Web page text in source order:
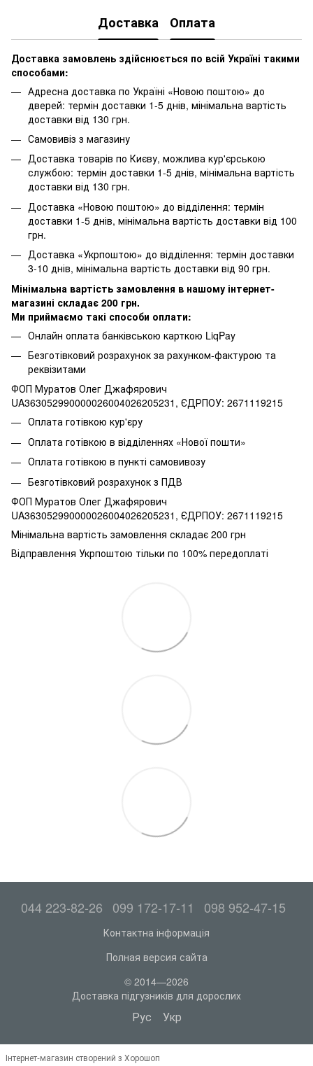
Доставка Оплата
Доставка замовлень здійснюється по всій Україні такими
способами:
Адресна доставка по Україні «Новою поштою» до
дверей: термін доставки 1-5 днів, мінімальна вартість
доставки від 130 грн.
Самовивіз з магазину
Доставка товарів по Києву, можлива кур'єрською
службою: термін доставки 1-5 днів, мінімальна вартість
доставки від 130 грн.
Доставка «Новою поштою» до відділення: термін
доставки 1-5 днів, мінімальна вартість доставки від 100
грн.
Доставка «Укрпоштою» до відділення: термін доставки
3-10 днів, мінімальна вартість доставки від 90 грн.
Мінімальна вартість замовлення в нашому інтернет-
магазині складає 200 грн.
Ми приймаємо такі способи оплати:
Онлайн оплата банківською карткою LiqPay
Безготівковий розрахунок за рахунком-фактурою та
реквізитами
ФОП Муратов Олег Джафярович
UA363052990000026004026205231, ЄДРПОУ: 2671119215
Оплата готівкою кур'єру
Оплата готівкою в відділеннях «Нової пошти»
Оплата готівкою в пункті самовивозу
Безготівковий розрахунок з ПДВ
ФОП Муратов Олег Джафярович
UA363052990000026004026205231, ЄДРПОУ: 2671119215
Мінімальна вартість замовлення складає 200 грн
Відправлення Укрпоштою тільки по 100% передоплаті
044 223-82-26 099 172-17-11 098 952-47-15
Контактна інформація
Полная версия сайта
© 2014—2026
Доставка підгузників для дорослих
Рус Укр
Інтернет-магазин створений з Хорошоп